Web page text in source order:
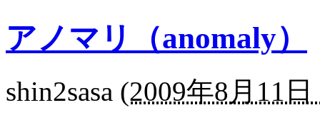
アノマリ（anomaly）
shin2sasa (2009年8月11日